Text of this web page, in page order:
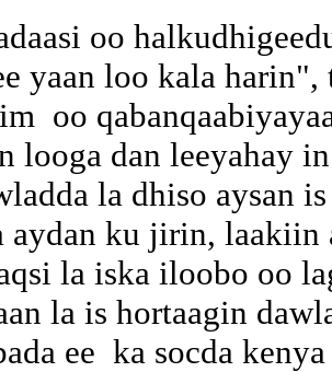
oo
yaan loo kala harin",
oo
looga dan leeyahay
la dhiso aysan
aydan ku jirin,
la iska iloobo oo
la is hortaagin
ee ka socda